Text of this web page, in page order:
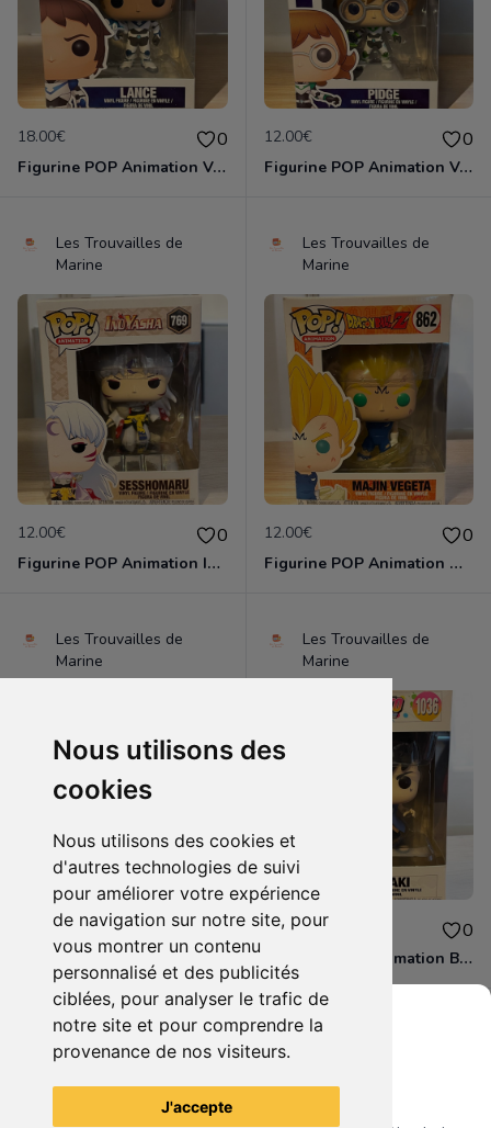
Nous utilisons des
cookies
Nous utilisons des cookies et
d'autres technologies de suivi
pour améliorer votre expérience
de navigation sur notre site, pour
vous montrer un contenu
personnalisé et des publicités
ciblées, pour analyser le trafic de
notre site et pour comprendre la
provenance de nos visiteurs.
J'accepte
18.00€ 0
Figurine POP Animation Voltron 475 Lance neuve non deboxee
12.00€ 0
Figurine POP Animation Voltron 476 Pidge neuve non deboxee
Les Trouvailles de
Marine
12.00€ 0
Figurine POP Animation Inuyasha 769 Sesshomaru neuve non deboxee
Les Trouvailles de
Marine
12.00€ 0
Figurine POP Animation Dragon Ball Z 862 Majin Vegeta neuve non deboxee
Les Trouvailles de
Marine
12.00€ 0
Figurine POP Animation Fruits Basket 882 Shigure Soma neuve non deboxee
Les Trouvailles de
Marine
12.00€ 0
Figurine POP Animation Boruto 1036 Kawaki neuve non deboxee
Voir tous les articles du vendeur
Grenier du Geek